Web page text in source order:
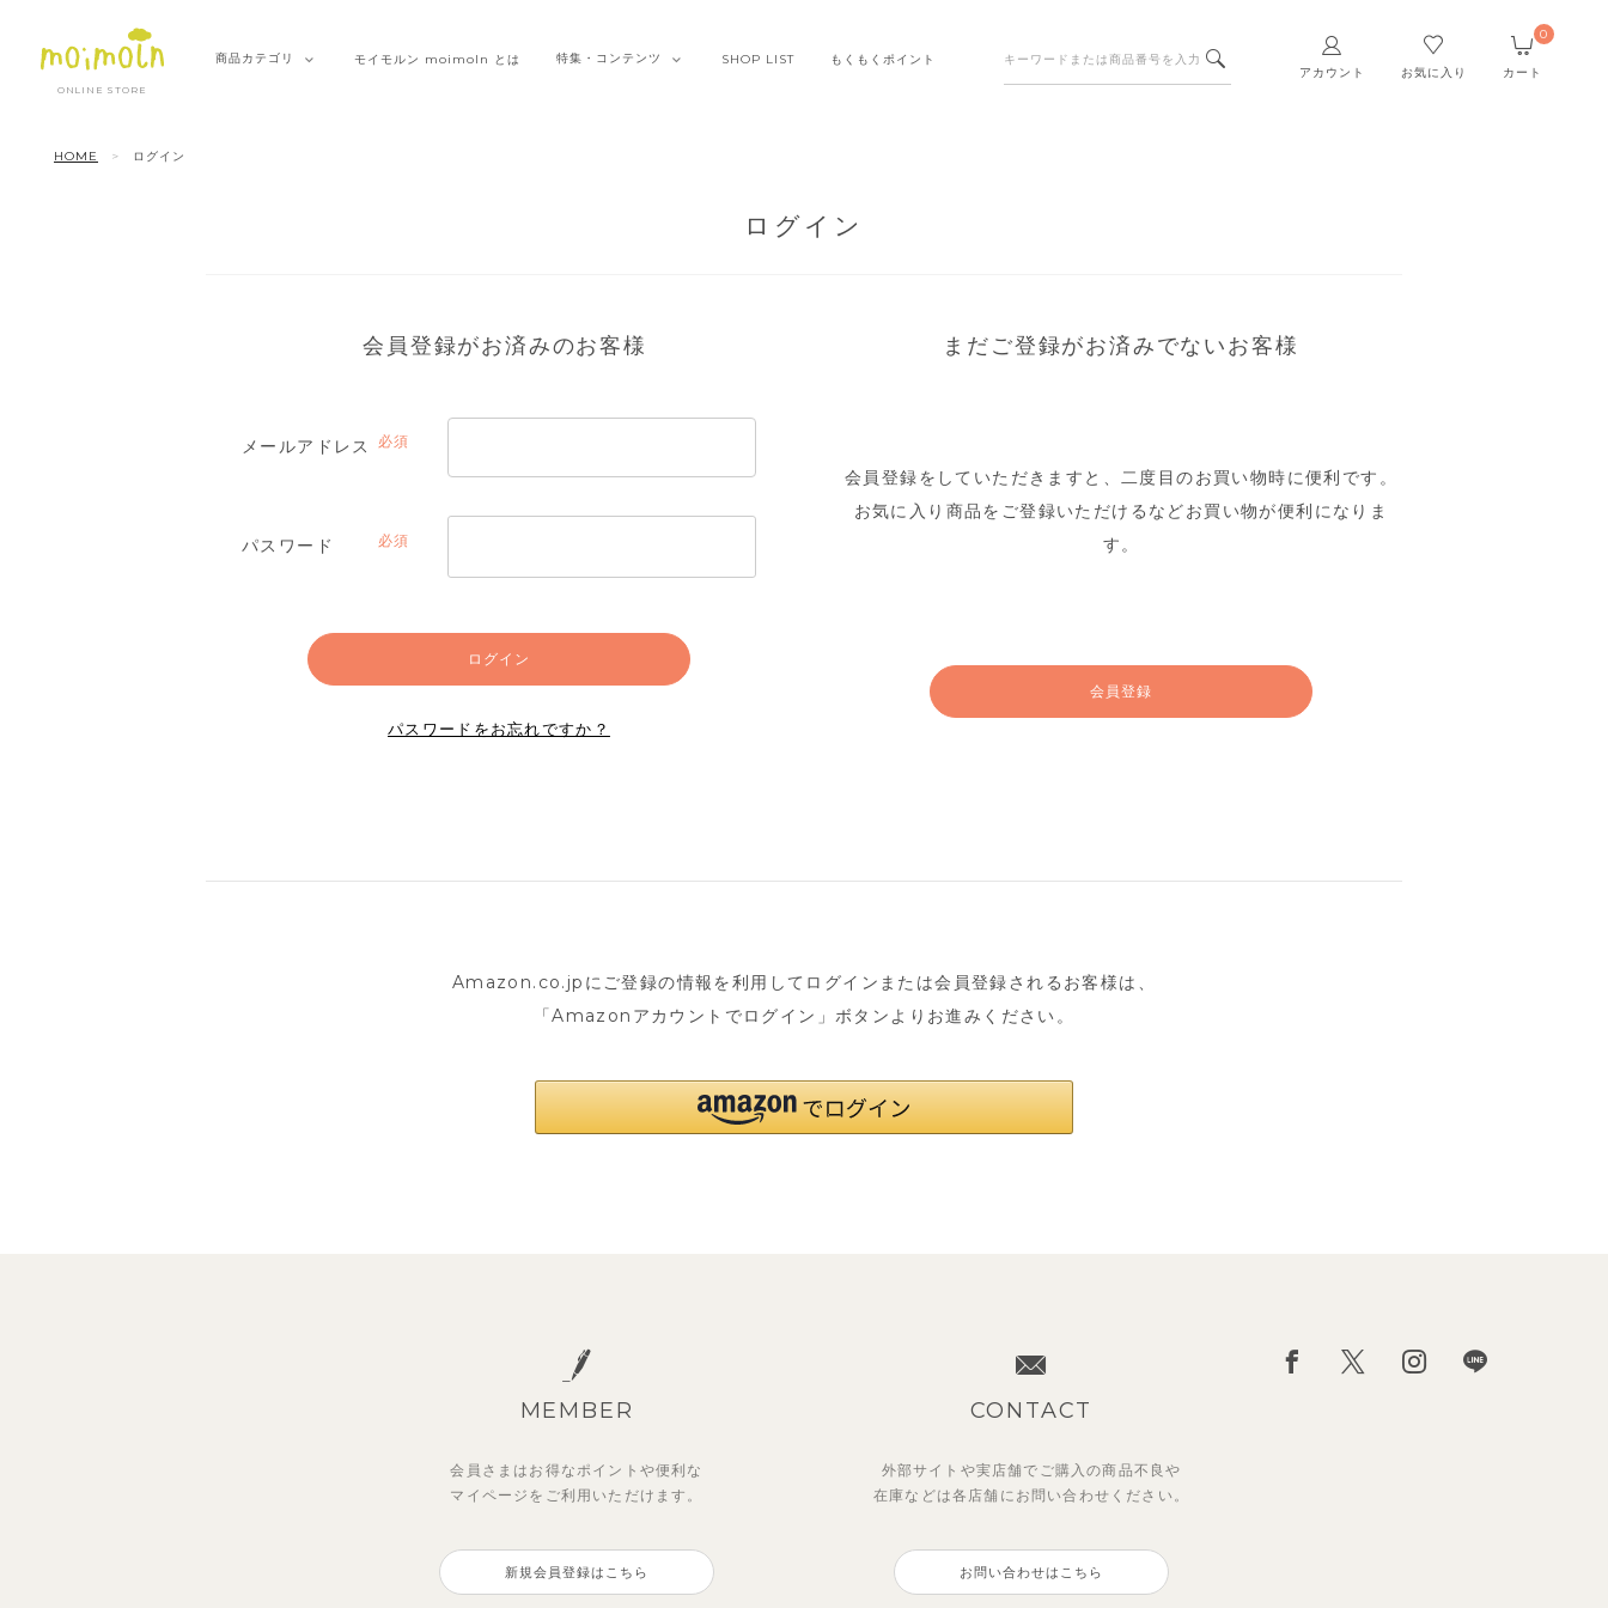
ONLINE STORE
アカウント お気に入り カート
0
商品カテゴリ モイモルン moimoln とは 特集・ コンテンツ SHOP LIST もくもくポイント
HOME ログイン
ログイン
会員登録がお済みのお客様
メールアドレス
パスワード
ログイン
パスワードをお忘れですか？
まだご登録がお済みでないお客様
会員登録をしていただきますと、二度目のお買い物時に便利です。
お気に入り商品をご登録いただけるなどお買い物が便利になりま
す。
会員登録
Amazon.co.jpにご登録の情報を利用してログインまたは会員登録されるお客様は、
「Amazonアカウントでログイン」ボタンよりお進みください。
MEMBER
会員さまはお得なポイントや便利な
マイページを ご利用いただけます。
新規会員登録はこちら
CONTACT
外部サイトや実店舗でご購入の商品不良や
在庫などは各店舗に お問い合わせください。
お問い合わせはこちら